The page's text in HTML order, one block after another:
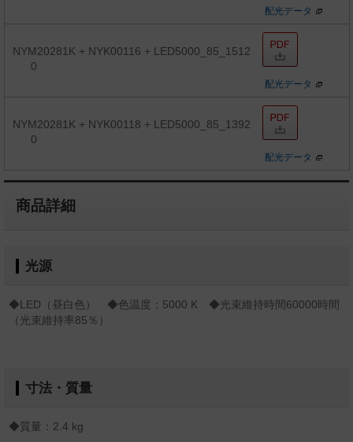
配光データ
NYM20281K + NYK00116 + LED5000_85_1512
0
配光データ
NYM20281K + NYK00118 + LED5000_85_1392
0
配光データ
商品詳細
光源
◆LED（昼白色） ◆色温度：5000 K ◆光束維持時間60000時間
（光束維持率85％）
寸法・質量
◆質量：2.4 kg